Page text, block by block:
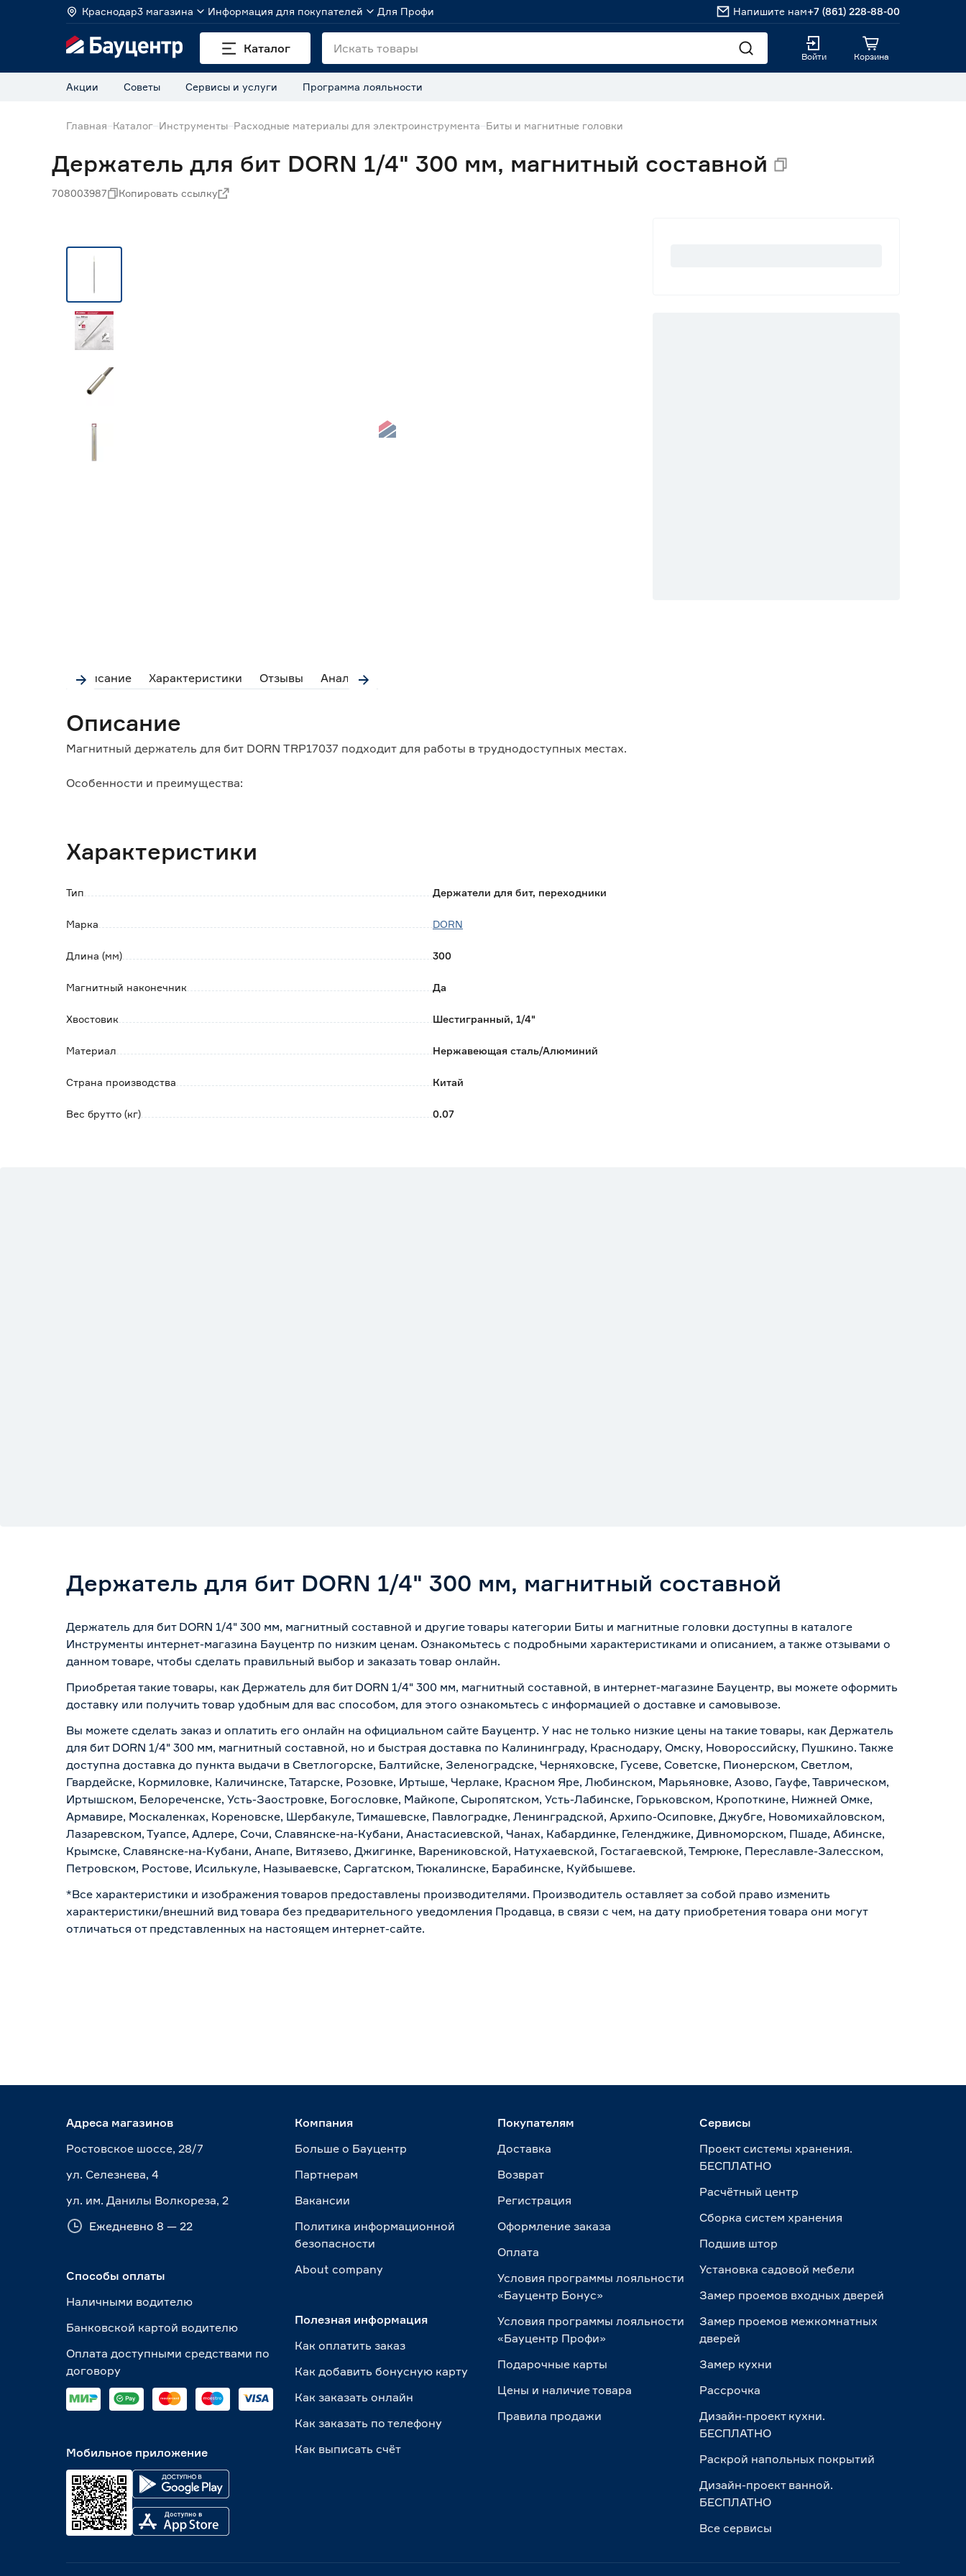
Краснодар3 магазина Информация для покупателей Для Профи Напишите нам+7 (861) 228-88-00
Каталог
Войти Корзина
Акции Советы Сервисы и услуги Программа лояльности
Главная Каталог Инструменты Расходные материалы для электроинструмента Биты и магнитные головки
Держатель для бит DORN 1/4" 300 мм, магнитный составной
708003987 Копировать ссылку
Описание Характеристики Отзывы Аналоги
Описание
Магнитный держатель для бит DORN TRP17037 подходит для работы в труднодоступных местах.
Особенности и преимущества:
насадку;
коррозионному воздействию и механическому истиранию.
Характеристики
Тип Держатели для бит, переходники
Марка DORN
Длина (мм) 300
Магнитный наконечник Да
Хвостовик Шестигранный, 1/4"
Материал Нержавеющая сталь/Алюминий
Страна производства Китай
Вес брутто (кг) 0.07
Держатель для бит DORN 1/4" 300 мм, магнитный составной
Держатель для бит DORN 1/4" 300 мм, магнитный составной и другие товары категории Биты и магнитные головки доступны в каталоге
Инструменты интернет-магазина Бауцентр по низким ценам. Ознакомьтесь с подробными характеристиками и описанием, а также отзывами о
данном товаре, чтобы сделать правильный выбор и заказать товар онлайн.
Приобретая такие товары, как Держатель для бит DORN 1/4" 300 мм, магнитный составной, в интернет-магазине Бауцентр, вы можете оформить
доставку или получить товар удобным для вас способом, для этого ознакомьтесь с информацией о доставке и самовывозе.
Вы можете сделать заказ и оплатить его онлайн на официальном сайте Бауцентр. У нас не только низкие цены на такие товары, как Держатель
для бит DORN 1/4" 300 мм, магнитный составной, но и быстрая доставка по Калининграду, Краснодару, Омску, Новороссийску, Пушкино. Также
доступна доставка до пункта выдачи в Светлогорске, Балтийске, Зеленоградске, Черняховске, Гусеве, Советске, Пионерском, Светлом,
Гвардейске, Кормиловке, Каличинске, Татарске, Розовке, Иртыше, Черлаке, Красном Яре, Любинском, Марьяновке, Азово, Гауфе, Таврическом,
Иртышском, Белореченске, Усть-Заостровке, Богословке, Майкопе, Сыропятском, Усть-Лабинске, Горьковском, Кропоткине, Нижней Омке,
Армавире, Москаленках, Кореновске, Шербакуле, Тимашевске, Павлоградке, Ленинградской, Архипо-Осиповке, Джубге, Новомихайловском,
Лазаревском, Туапсе, Адлере, Сочи, Славянске-на-Кубани, Анастасиевской, Чанах, Кабардинке, Геленджике, Дивноморском, Пшаде, Абинске,
Крымске, Славянске-на-Кубани, Анапе, Витязево, Джигинке, Варениковской, Натухаевской, Гостагаевской, Темрюке, Переславле-Залесском,
Петровском, Ростове, Исилькуле, Называевске, Саргатском, Тюкалинске, Барабинске, Куйбышеве.
*Все характеристики и изображения товаров предоставлены производителями. Производитель оставляет за собой право изменить
характеристики/внешний вид товара без предварительного уведомления Продавца, в связи с чем, на дату приобретения товара они могут
отличаться от представленных на настоящем интернет-сайте.
Адреса магазинов
Ростовское шоссе, 28/7
ул. Селезнева, 4
ул. им. Данилы Волкореза, 2
Ежедневно 8 — 22
Способы оплаты
Наличными водителю
Банковской картой водителю
Оплата доступными средствами по
договору
Мобильное приложение
Компания
Больше о Бауцентр
Партнерам
Вакансии
Политика информационной
безопасности
About сompany
Полезная информация
Как оплатить заказ
Как добавить бонусную карту
Как заказать онлайн
Как заказать по телефону
Как выписать счёт
Покупателям
Доставка
Возврат
Регистрация
Оформление заказа
Оплата
Условия программы лояльности
«Бауцентр Бонус»
Условия программы лояльности
«Бауцентр Профи»
Подарочные карты
Цены и наличие товара
Правила продажи
Сервисы
Проект системы хранения.
БЕСПЛАТНО
Расчётный центр
Сборка систем хранения
Подшив штор
Установка садовой мебели
Замер проемов входных дверей
Замер проемов межкомнатных
дверей
Замер кухни
Рассрочка
Дизайн-проект кухни.
БЕСПЛАТНО
Раскрой напольных покрытий
Дизайн-проект ванной.
БЕСПЛАТНО
Все сервисы